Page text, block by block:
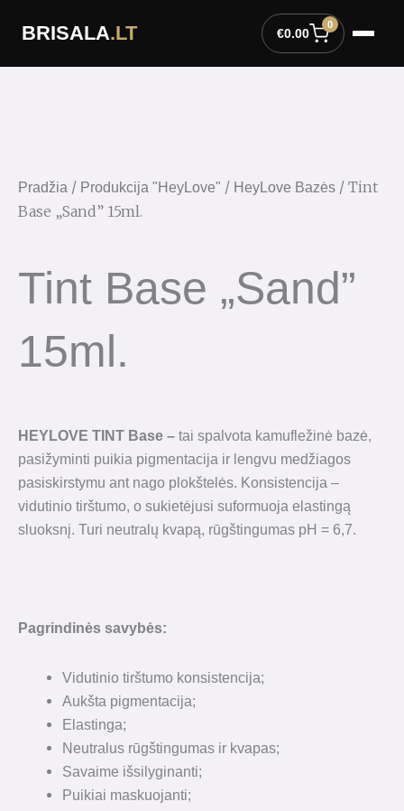
BRISALA.LT €0.00
0
Pradžia / Produkcija "HeyLove" / HeyLove Bazės / Tint
Base „Sand” 15ml.
Tint Base „Sand”
15ml.
HEYLOVE TINT Base – tai spalvota kamufležinė bazė,
pasižyminti puikia pigmentacija ir lengvu medžiagos
pasiskirstymu ant nago plokštelės. Konsistencija –
vidutinio tirštumo, o sukietėjusi suformuoja elastingą
sluoksnį. Turi neutralų kvapą, rūgštingumas pH = 6,7.
Pagrindinės savybės:
Vidutinio tirštumo konsistencija;
Aukšta pigmentacija;
Elastinga;
Neutralus rūgštingumas ir kvapas;
Savaime išsilyginanti;
Puikiai maskuojanti;